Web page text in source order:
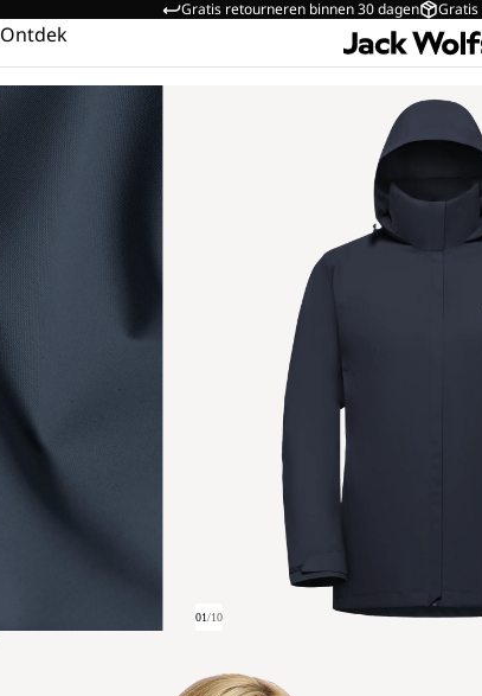
Gratis retourneren binnen 30 dagen Gratis
Ontdek
01/10